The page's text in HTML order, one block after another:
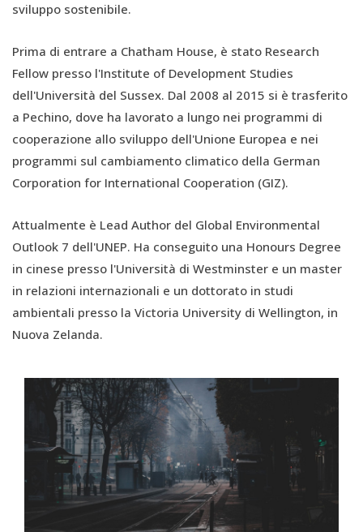
sviluppo sostenibile.
Prima di entrare a Chatham House, è stato Research
Fellow presso l'Institute of Development Studies
dell'Università del Sussex. Dal 2008 al 2015 si è trasferito
a Pechino, dove ha lavorato a lungo nei programmi di
cooperazione allo sviluppo dell'Unione Europea e nei
programmi sul cambiamento climatico della German
Corporation for International Cooperation (GIZ).
Attualmente è Lead Author del Global Environmental
Outlook 7 dell'UNEP. Ha conseguito una Honours Degree
in cinese presso l'Università di Westminster e un master
in relazioni internazionali e un dottorato in studi
ambientali presso la Victoria University di Wellington, in
Nuova Zelanda.